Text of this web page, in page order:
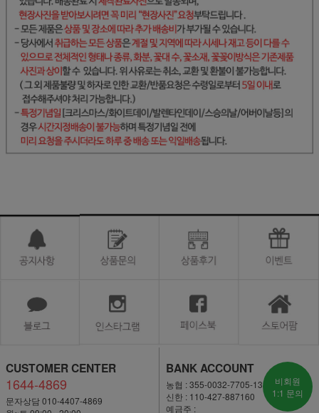
CUSTOMER CENTER
1644-4869
문자상담 010-4407-4869
BANK ACCOUNT
농협 : 355-0032-7705-13
신한 : 110-427-887160
예금주 :
비회원
1:1 문의